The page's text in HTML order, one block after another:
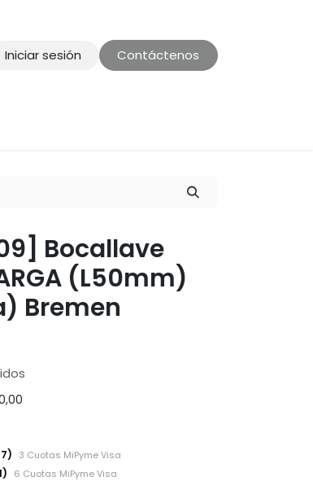
Iniciar sesión Contáctenos
Bocallave
(L50mm)
Bremen
3 Cuotas MiPyme Visa
6 Cuotas MiPyme Visa